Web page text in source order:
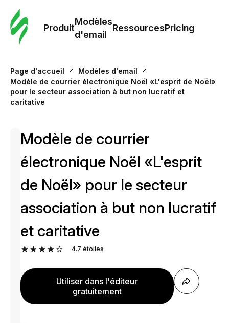
Produit
Modèles
d'email
RessourcesPricing
Page d'accueil
Modèles d'email
Modèle de courrier électronique Noël «L'esprit de Noël»
pour le secteur association à but non lucratif et
caritative
Modèle de courrier
électronique Noël «L'esprit
de Noël» pour le secteur
association à but non lucratif
et caritative
4.7 étoiles
Utiliser dans l'éditeur
gratuitement